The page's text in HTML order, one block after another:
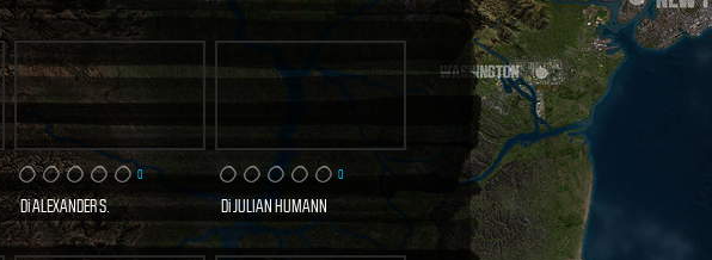
0
DiALEXANDER S.
0
DiJULIAN HUMANN